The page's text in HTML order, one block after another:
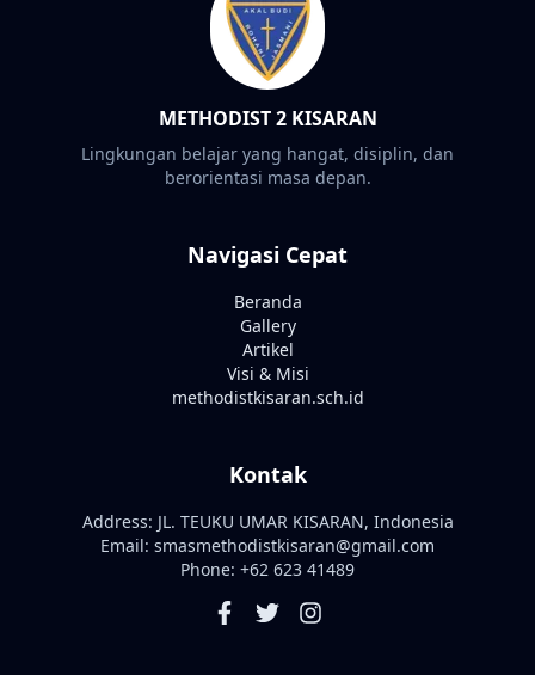
METHODIST 2 KISARAN
Lingkungan belajar yang hangat, disiplin, dan
berorientasi masa depan.
Navigasi Cepat
Beranda
Gallery
Artikel
Visi & Misi
methodistkisaran.sch.id
Kontak
Address: JL. TEUKU UMAR KISARAN, Indonesia
Email: smasmethodistkisaran@gmail.com
Phone: +62 623 41489